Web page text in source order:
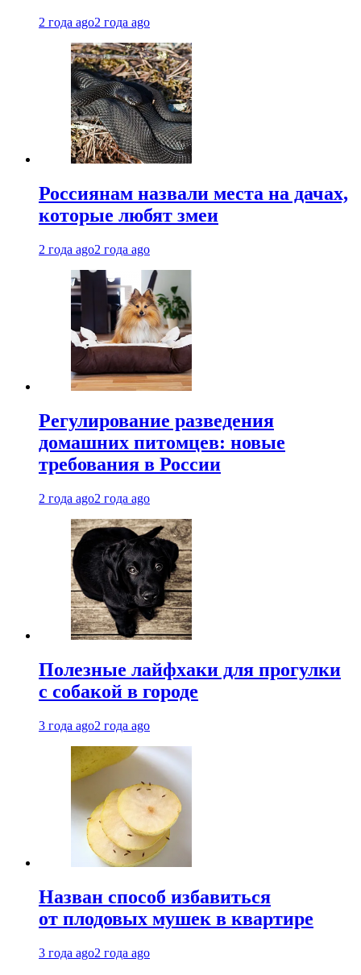
2 года ago2 года ago
Россиянам назвали места на дачах,
которые любят змеи
2 года ago2 года ago
Регулирование разведения
домашних питомцев: новые
требования в России
2 года ago2 года ago
Полезные лайфхаки для прогулки
с собакой в городе
3 года ago2 года ago
Назван способ избавиться
от плодовых мушек в квартире
3 года ago2 года ago